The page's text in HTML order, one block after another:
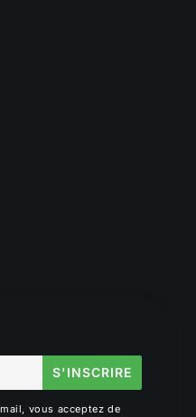
S'INSCRIRE
vous acceptez de